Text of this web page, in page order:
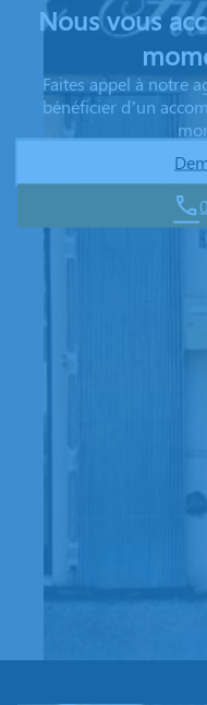
Nous vous
Faites appel à notre
bénéficier d’un